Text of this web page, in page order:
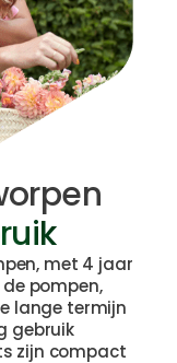
met 4 jaar
pompen,
lange termijn
gebruik
zijn compact